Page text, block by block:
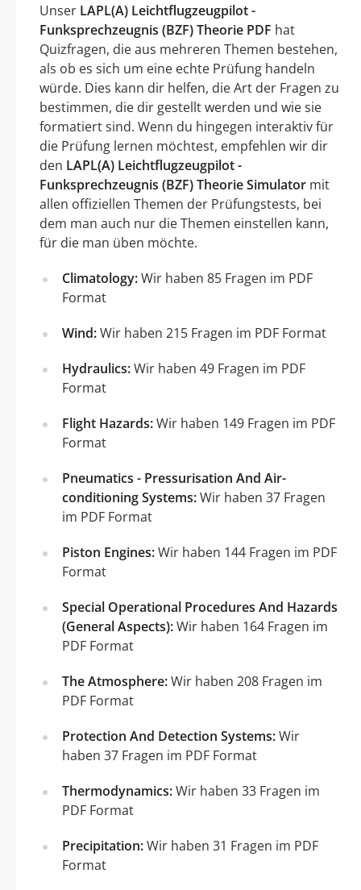
Unser LAPL(A) Leichtflugzeugpilot -
Funksprechzeugnis (BZF) Theorie PDF hat
Quizfragen, die aus mehreren Themen bestehen,
als ob es sich um eine echte Prüfung handeln
würde. Dies kann dir helfen, die Art der Fragen zu
bestimmen, die dir gestellt werden und wie sie
formatiert sind. Wenn du hingegen interaktiv für
die Prüfung lernen möchtest, empfehlen wir dir
den LAPL(A) Leichtflugzeugpilot -
Funksprechzeugnis (BZF) Theorie Simulator mit
allen offiziellen Themen der Prüfungstests, bei
dem man auch nur die Themen einstellen kann,
für die man üben möchte.
Climatology:Wir haben 85 Fragen im PDF
Format
Wind:Wir haben 215 Fragen im PDF Format
Hydraulics:Wir haben 49 Fragen im PDF
Format
Flight Hazards:Wir haben 149 Fragen im PDF
Format
Pneumatics - Pressurisation And Air-
conditioning Systems:Wir haben 37 Fragen
im PDF Format
Piston Engines:Wir haben 144 Fragen im PDF
Format
Special Operational Procedures And Hazards
(General Aspects):Wir haben 164 Fragen im
PDF Format
The Atmosphere:Wir haben 208 Fragen im
PDF Format
Protection And Detection Systems:Wir
haben 37 Fragen im PDF Format
Thermodynamics:Wir haben 33 Fragen im
PDF Format
Precipitation:Wir haben 31 Fragen im PDF
Format